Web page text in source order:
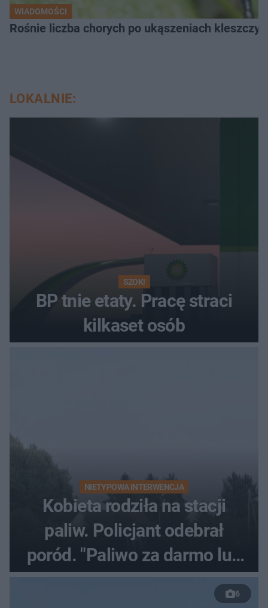
WIADOMOŚCI
Rośnie liczba chorych po ukąszeniach
LOKALNIE:
SZOK!
BP tnie etaty. Pracę straci
kilkaset osób
NIETYPOWA INTERWENCJA
Kobieta rodziła na stacji
paliw. Policjant odebrał
poród. "Paliwo za darmo lub
50 %!"
6